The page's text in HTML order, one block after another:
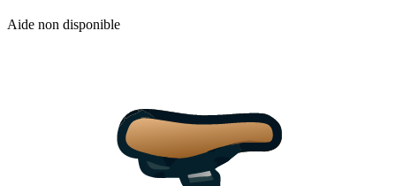
Aide non disponible